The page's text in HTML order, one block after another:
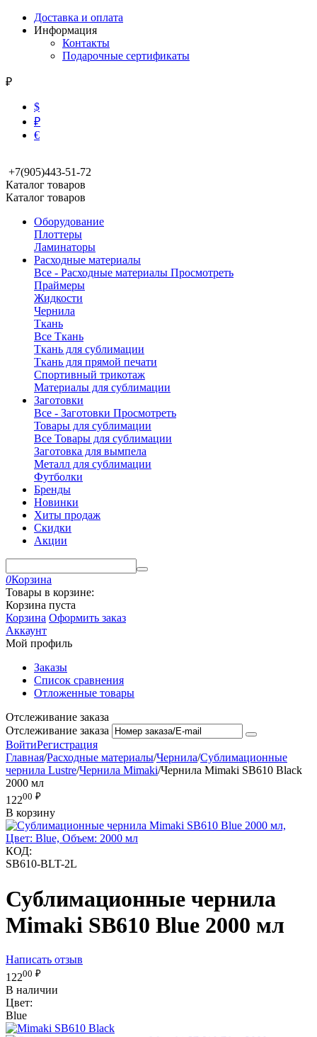
Доставка и оплата
Информация
Контакты
Подарочные сертификаты
₽
$
₽
€
+7(905)443-51-72
Каталог товаров
Каталог товаров
Оборудование
Плоттеры
Ламинаторы
Расходные материалы
Все - Расходные материалы Просмотреть
Праймеры
Жидкости
Чернила
Ткань
Все Ткань
Ткань для сублимации
Ткань для прямой печати
Спортивный трикотаж
Материалы для сублимации
Заготовки
Все - Заготовки Просмотреть
Товары для сублимации
Все Товары для сублимации
Заготовка для вымпела
Металл для сублимации
Футболки
Бренды
Новинки
Хиты продаж
Скидки
Акции
0Корзина
Товары в корзине:
Корзина пуста
Корзина Оформить заказ
Аккаунт
Мой профиль
Заказы
Список сравнения
Отложенные товары
Отслеживание заказа
Отслеживание заказа
ВойтиРегистрация
Главная/Расходные материалы/Чернила/Сублимационные
чернила Lustre/Чернила Mimaki/Чернила Mimaki SB610 Black
2000 мл
12200 ₽
В корзину
КОД:
SB610-BLT-2L
Сублимационные чернила
Mimaki SB610 Blue 2000 мл
Написать отзыв
12200 ₽
В наличии
Цвет:
Blue